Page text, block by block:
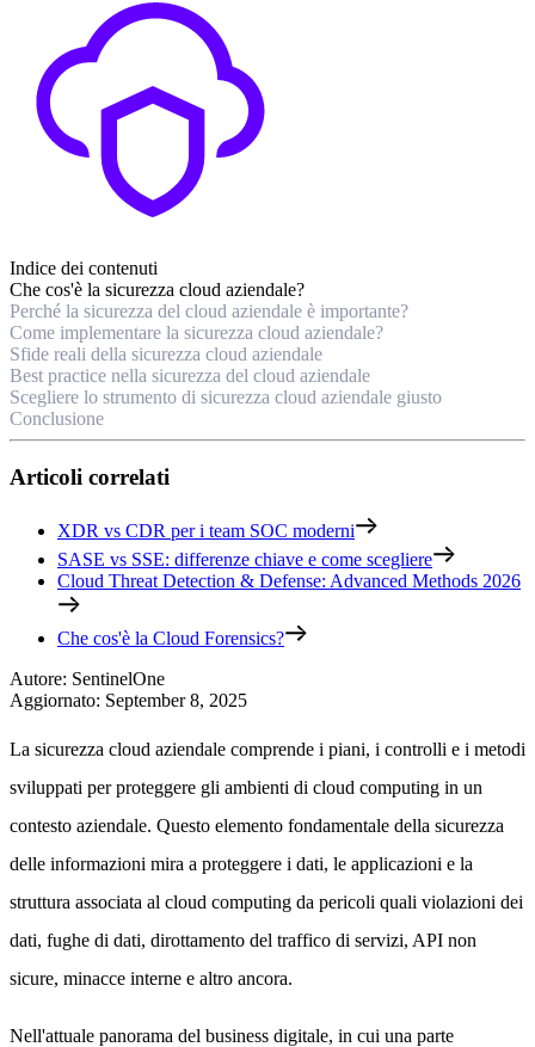
Indice dei contenuti
Che cos'è la sicurezza cloud aziendale?
Perché la sicurezza del cloud aziendale è importante?
Come implementare la sicurezza cloud aziendale?
Sfide reali della sicurezza cloud aziendale
Best practice nella sicurezza del cloud aziendale
Scegliere lo strumento di sicurezza cloud aziendale giusto
Conclusione
Articoli correlati
XDR vs CDR per i team SOC moderni
SASE vs SSE: differenze chiave e come scegliere
Cloud Threat Detection & Defense: Advanced Methods 2026
Che cos'è la Cloud Forensics?
Autore: SentinelOne
Aggiornato: September 8, 2025
La sicurezza cloud aziendale comprende i piani, i controlli e i metodi
sviluppati per proteggere gli ambienti di cloud computing in un
contesto aziendale. Questo elemento fondamentale della sicurezza
delle informazioni mira a proteggere i dati, le applicazioni e la
struttura associata al cloud computing da pericoli quali violazioni dei
dati, fughe di dati, dirottamento del traffico di servizi, API non
sicure, minacce interne e altro ancora.
Nell'attuale panorama del business digitale, in cui una parte